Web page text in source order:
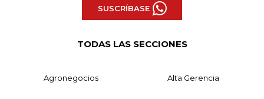
SUSCRÍBASE
TODAS LAS SECCIONES
Agronegocios Alta Gerencia